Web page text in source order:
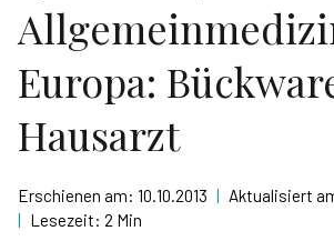
Europa:
Hausarzt
Erschienen am: 10.10.2013 | Aktualisiert
| Lesezeit: 2 Min